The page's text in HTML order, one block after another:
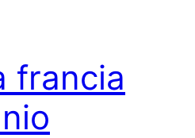
francia